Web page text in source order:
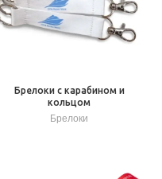
Брелоки с карабином и
кольцом
Брелоки